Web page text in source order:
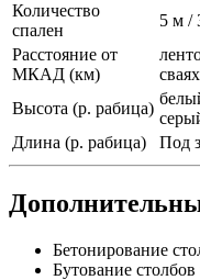
Количество
спален
5 м /
Расстояние от
МКАД (км)
сваях
Высота (р. рабица)
Длина (р. рабица)
Под
Бетонирование
Бутование